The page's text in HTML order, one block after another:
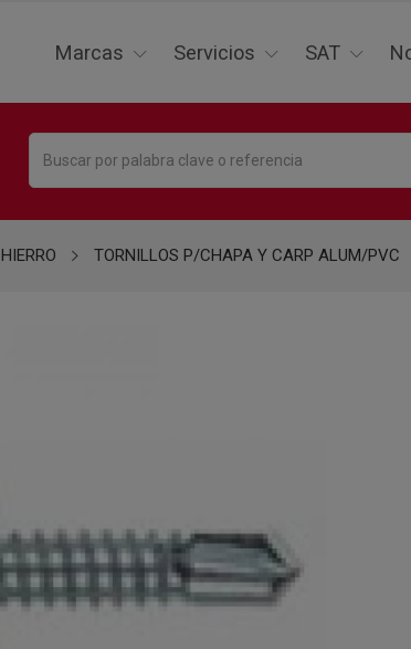
Marcas Servicios SAT
HIERRO TORNILLOS P/CHAPA Y CARP ALUM/PVC